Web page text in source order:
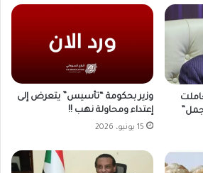
وزير بحكومة “تأسيس” يتعرض إلى
إعتداء ومحاولة نهب !!
15 يونيو، 2026